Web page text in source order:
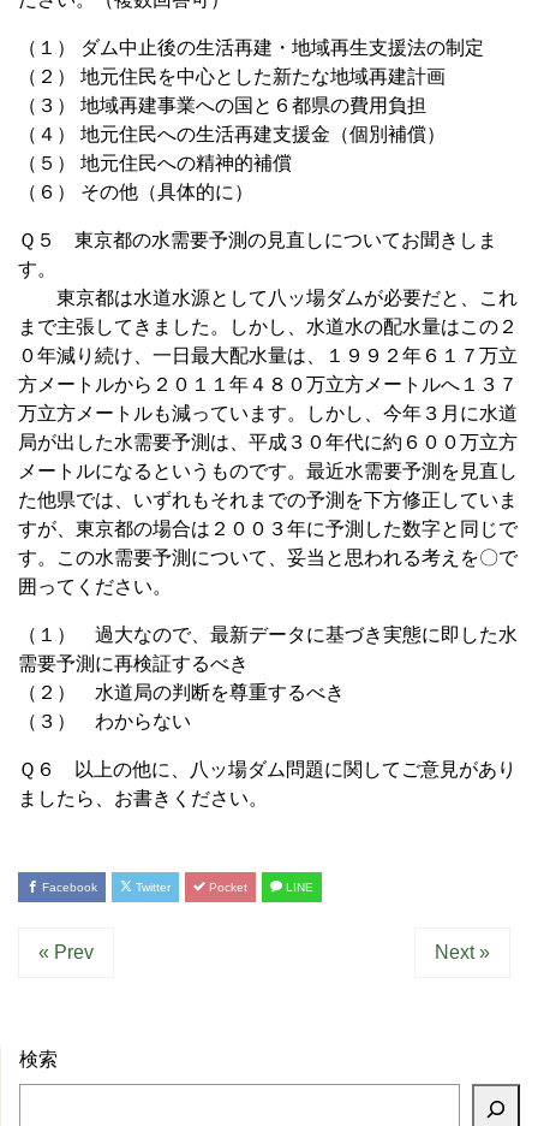
（１） ダム中止後の生活再建・地域再生支援法の制定
（２） 地元住民を中心とした新たな地域再建計画
（３） 地域再建事業への国と６都県の費用負担
（４） 地元住民への生活再建支援金（個別補償）
（５） 地元住民への精神的補償
（６） その他（具体的に）
Ｑ５ 東京都の水需要予測の見直しについてお聞きしま
す。
東京都は水道水源として八ッ場ダムが必要だと、これ
まで主張してきました。しかし、水道水の配水量はこの２
０年減り続け、一日最大配水量は、１９９２年６１７万立
方メートルから２０１１年４８０万立方メートルへ１３７
万立方メートルも減っています。しかし、今年３月に水道
局が出した水需要予測は、平成３０年代に約６００万立方
メートルになるというものです。最近水需要予測を見直し
た他県では、いずれもそれまでの予測を下方修正していま
すが、東京都の場合は２００３年に予測した数字と同じで
す。この水需要予測について、妥当と思われる考えを〇で
囲ってください。
（１） 過大なので、最新データに基づき実態に即した水
需要予測に再検証するべき
（２） 水道局の判断を尊重するべき
（３） わからない
Ｑ６ 以上の他に、八ッ場ダム問題に関してご意見があり
ましたら、お書きください。
Facebook Twitter Pocket LINE
« Prev Next »
検索